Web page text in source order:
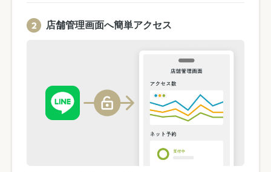
店舗管理画面へ簡単アクセス